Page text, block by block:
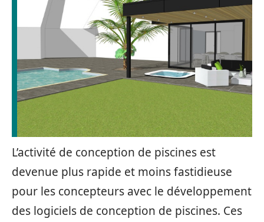
L’activité de conception de piscines est
devenue plus rapide et moins fastidieuse
pour les concepteurs avec le développement
des logiciels de conception de piscines. Ces